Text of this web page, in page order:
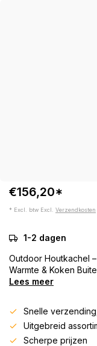
€156,20*
* Excl. btw Excl. Verzendkosten
1-2 dagen
Outdoor Houtkachel
Warmte & Koken
Lees meer
Snelle
Uitgebreid
Scherpe prijzen